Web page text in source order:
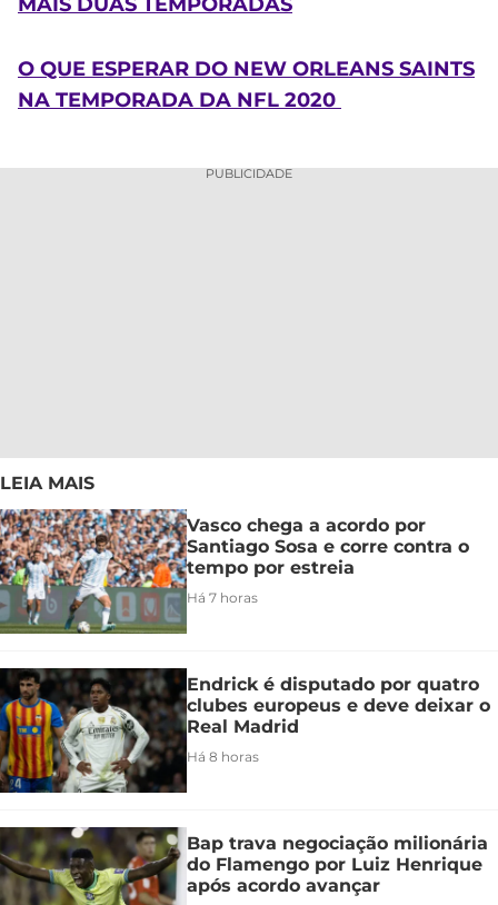
O QUE ESPERAR DO NEW ORLEANS SAINTS
NA TEMPORADA DA NFL 2020
PUBLICIDADE
LEIA MAIS
Vasco chega a acordo por
Santiago Sosa e corre contra o
tempo por estreia
Há 7 horas
Endrick é disputado por quatro
clubes europeus e deve deixar o
Real Madrid
Há 8 horas
Bap trava negociação milionária
do Flamengo por Luiz Henrique
após acordo avançar